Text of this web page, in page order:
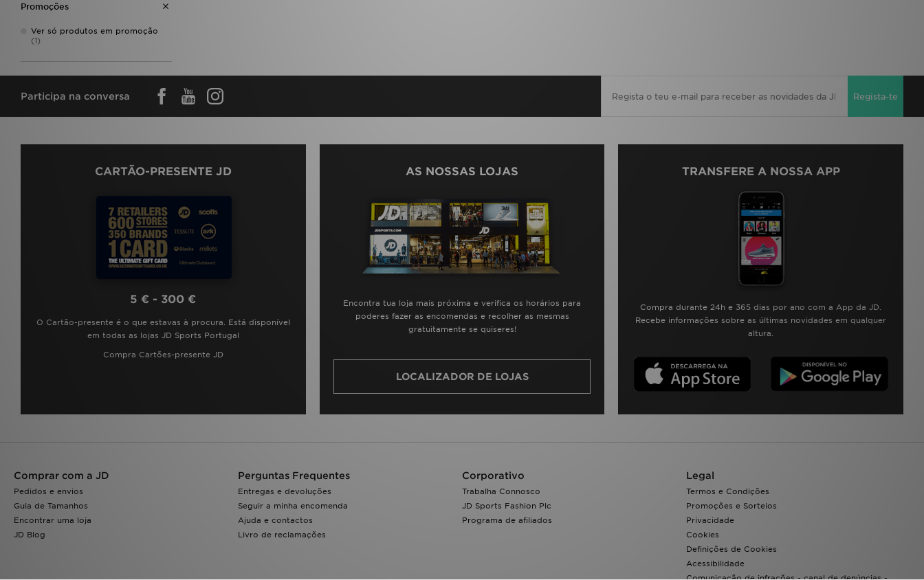
Promoções
Ver só produtos em promoção
(1)
Participa na conversa Regista-te
CARTÃO-PRESENTE JD
5 € - 300 €
O Cartão-presente é o que estavas à procura. Está disponível
em todas as lojas JD Sports Portugal
Compra Cartões-presente JD
AS NOSSAS LOJAS
Encontra tua loja mais próxima e verifica os horários para
poderes fazer as encomendas e recolher as mesmas
gratuitamente se quiseres!
LOCALIZADOR DE LOJAS
TRANSFERE A NOSSA APP
Compra durante 24h e 365 dias por ano com a App da JD.
Recebe informações sobre as últimas novidades em qualquer
altura.
Comprar com a JD
Pedidos e envios
Guia de Tamanhos
Encontrar uma loja
JD Blog
Perguntas Frequentes
Entregas e devoluções
Seguir a minha encomenda
Ajuda e contactos
Livro de reclamações
Corporativo
Trabalha Connosco
JD Sports Fashion Plc
Programa de afiliados
Legal
Termos e Condições
Promoções e Sorteios
Privacidade
Cookies
Definições de Cookies
Acessibilidade
Comunicação de infrações - canal de denúncias -